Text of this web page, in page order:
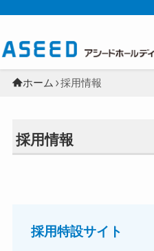
ホーム 採用情報
採用情報
採用特設サイト